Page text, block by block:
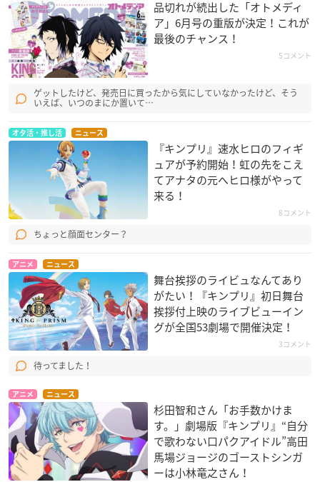
品切れが続出した「オトメディ
ア」6月号の重版が決定！これが
最後のチャンス！
5コメント
ゲットしたけど、発売日に買ったから気にしていなかったけど、そう
いえば、いつのまにか置いて…
オタ活・推し活 ニュース
『キンプリ』速水ヒロのフィギ
ュアが予約開始！虹の先をこえ
てアナタの元へヒロ様がやって
来る！
8コメント
ちょっと顔面センター？
アニメ ニュース
舞台挨拶のライビュなんてあり
がたい！『キンプリ』初日舞台
挨拶付上映のライブビューイン
グが全国53劇場で開催決定！
3コメント
待ってました！
アニメ ニュース
杉田智和さん「お手数かけま
す。」劇場版『キンプリ』“自分
で歌わない口パクアイドル”高田
馬場ジョージのゴーストシンガ
ーは小林竜之さん！